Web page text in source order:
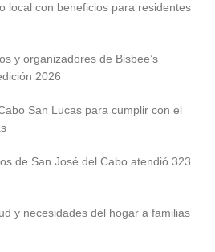
local con beneficios para residentes
y organizadores de Bisbee’s
2026
San Lucas para cumplir con el
de San José del Cabo atendió 323
y necesidades del hogar a familias